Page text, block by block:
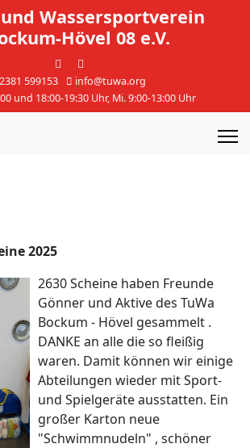
Wassersportverein
Hövel 08 e.V.
599153
info@tuwa.org
und 18:00-19:30 Uhr, Mi. 9:00-13:00 Uhr
2025
2630 Scheine haben Freunde
Gönner und Aktive des TuWa
Bockum - Hövel gesammelt .
DANKE an alle die so fleißig
waren. Damit können wir einige
Abteilungen wieder mit Sport-
und Spielgeräte ausstatten. Ein
großer Karton neue
"Schwimmnudeln" , schöner